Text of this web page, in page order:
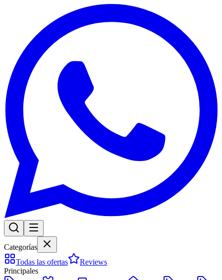
Categorías
Todas las ofertas
Reviews
Principales